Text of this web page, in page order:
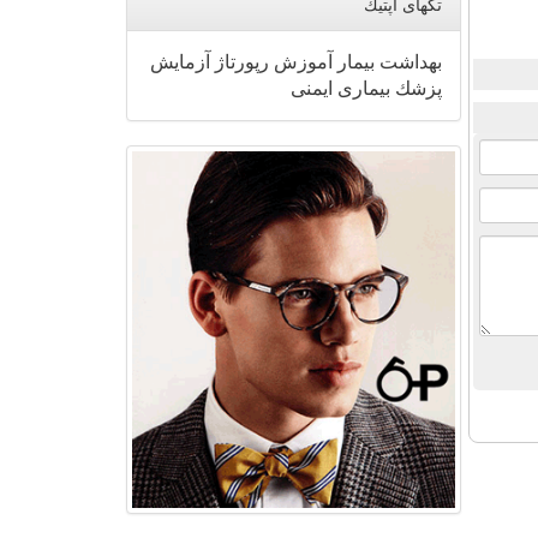
تگهای اپتیك
بهداشت بیمار آموزش رپورتاژ
آزمایش
پزشك بیماری ایمنی